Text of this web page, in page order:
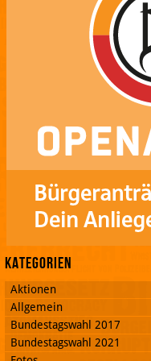
Kategorien
Aktionen
Allgemein
Bundestagswahl 2017
Bundestagswahl 2021